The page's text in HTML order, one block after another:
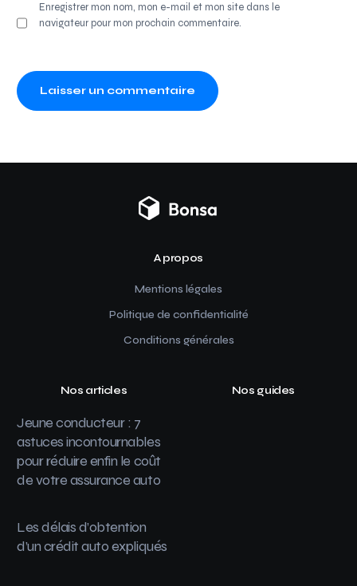
Enregistrer mon nom, mon e-mail et mon site dans le
navigateur pour mon prochain commentaire.
A propos
Mentions légales
Politique de confidentialité
Conditions générales
Nos articles
Jeune conducteur : 7
astuces incontournables
pour réduire enfin le coût
de votre assurance auto
Les délais d’obtention
d’un crédit auto expliqués
Nos guides